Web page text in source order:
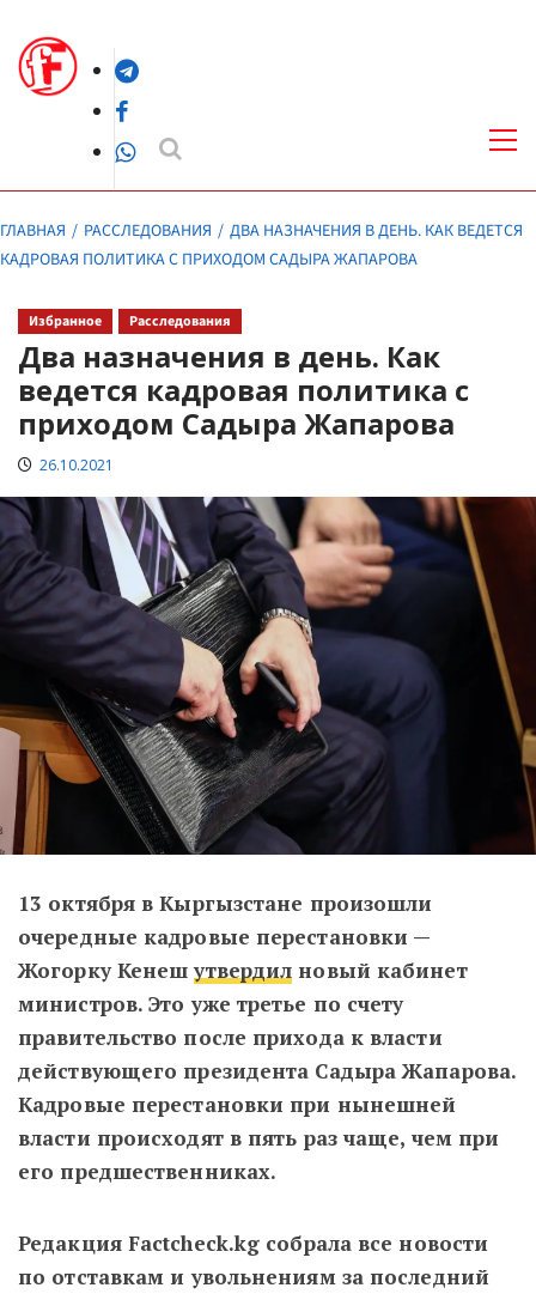
содержимомуTelegram
Facebook
WhatsApp
ГЛАВНАЯ РАССЛЕДОВАНИЯ
ДВА НАЗНАЧЕНИЯ В ДЕНЬ. КАК ВЕДЕТСЯ
КАДРОВАЯ ПОЛИТИКА С ПРИХОДОМ САДЫРА ЖАПАРОВА
Избранное Расследования
Два назначения в день. Как
ведется кадровая политика с
приходом Садыра Жапарова
26.10.2021
13 октября в Кыргызстане произошли
очередные кадровые перестановки —
Жогорку Кенешутвердил новый кабинет
министров. Это уже третье по счету
правительство после прихода к власти
действующего президента Садыра Жапарова.
Кадровые перестановки при нынешней
власти происходят в пять раз чаще, чем при
его предшественниках.
Редакция Factcheck.kg собрала все новости
по отставкам и увольнениям за последний